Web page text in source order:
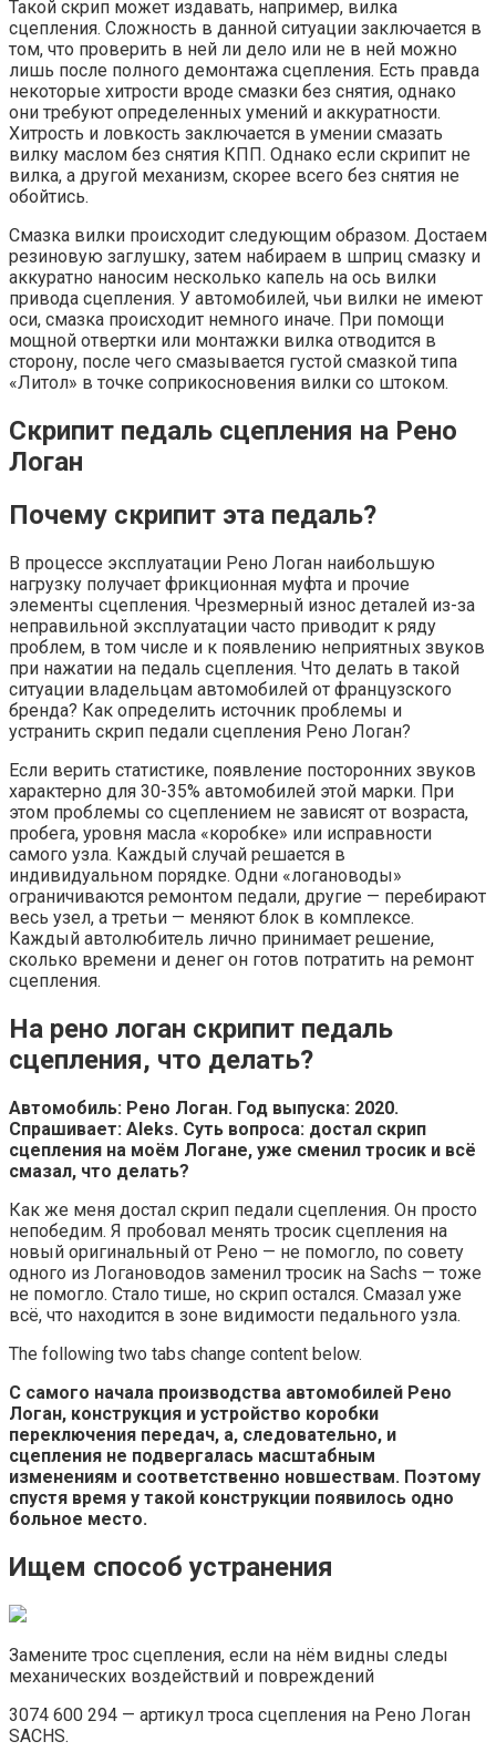
Такой скрип может издавать, например, вилка
сцепления. Сложность в данной ситуации заключается в
том, что проверить в ней ли дело или не в ней можно
лишь после полного демонтажа сцепления. Есть правда
некоторые хитрости вроде смазки без снятия, однако
они требуют определенных умений и аккуратности.
Хитрость и ловкость заключается в умении смазать
вилку маслом без снятия КПП. Однако если скрипит не
вилка, а другой механизм, скорее всего без снятия не
обойтись.
Смазка вилки происходит следующим образом. Достаем
резиновую заглушку, затем набираем в шприц смазку и
аккуратно наносим несколько капель на ось вилки
привода сцепления. У автомобилей, чьи вилки не имеют
оси, смазка происходит немного иначе. При помощи
мощной отвертки или монтажки вилка отводится в
сторону, после чего смазывается густой смазкой типа
«Литол» в точке соприкосновения вилки со штоком.
Скрипит педаль сцепления на Рено
Логан
Почему скрипит эта педаль?
В процессе эксплуатации Рено Логан наибольшую
нагрузку получает фрикционная муфта и прочие
элементы сцепления. Чрезмерный износ деталей из-за
неправильной эксплуатации часто приводит к ряду
проблем, в том числе и к появлению неприятных звуков
при нажатии на педаль сцепления. Что делать в такой
ситуации владельцам автомобилей от французского
бренда? Как определить источник проблемы и
устранить скрип педали сцепления Рено Логан?
Если верить статистике, появление посторонних звуков
характерно для 30-35% автомобилей этой марки. При
этом проблемы со сцеплением не зависят от возраста,
пробега, уровня масла «коробке» или исправности
самого узла. Каждый случай решается в
индивидуальном порядке. Одни «логановоды»
ограничиваются ремонтом педали, другие — перебирают
весь узел, а третьи — меняют блок в комплексе.
Каждый автолюбитель лично принимает решение,
сколько времени и денег он готов потратить на ремонт
сцепления.
На рено логан скрипит педаль
сцепления, что делать?
Автомобиль: Рено Логан. Год выпуска: 2020.
Спрашивает: Aleks. Суть вопроса: достал скрип
сцепления на моём Логане, уже сменил тросик и всё
смазал, что делать?
Как же меня достал скрип педали сцепления. Он просто
непобедим. Я пробовал менять тросик сцепления на
новый оригинальный от Рено — не помогло, по совету
одного из Логановодов заменил тросик на Sachs — тоже
не помогло. Стало тише, но скрип остался. Смазал уже
всё, что находится в зоне видимости педального узла.
The following two tabs change content below.
С самого начала производства автомобилей Рено
Логан, конструкция и устройство коробки
переключения передач, а, следовательно, и
сцепления не подвергалась масштабным
изменениям и соответственно новшествам. Поэтому
спустя время у такой конструкции появилось одно
больное место.
Ищем способ устранения
Замените трос сцепления, если на нём видны следы
механических воздействий и повреждений
3074 600 294 — артикул троса сцепления на Рено Логан
SACHS.